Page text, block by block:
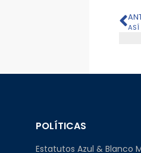
ASÍ
POLÍTICAS
Estatutos Azul & Blanco